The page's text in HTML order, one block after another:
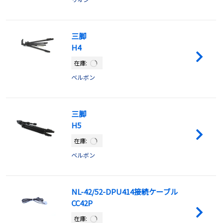
三脚
H4
在庫:
ベルボン
三脚
H5
在庫:
ベルボン
NL-42/52-DPU414接続ケーブル
CC42P
在庫: